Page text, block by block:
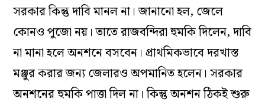
সরকার কিন্তু দাবি মানল না। জানানো হল, জেলে
কোনও পুজো নয়। তাতে রাজবন্দিরা হুমকি দিলেন, দাবি
না মানা হলে অনশনে বসবেন। প্রাথমিকভাবে দরখাস্ত
মঞ্জুর করার জন্য জেলারও অপমানিত হলেন। সরকার
অনশনের হুমকি পাত্তা দিল না। কিন্তু অনশন ঠিকই শুরু